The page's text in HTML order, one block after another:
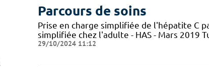
Parcours de soins
Prise en charge simplifiée de l'hépatite C
simplifiée chez l'adulte - HAS - Mars 2019
29/10/2024 11:12